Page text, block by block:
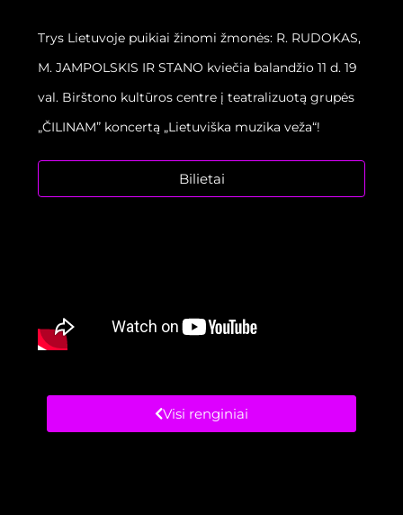
Trys Lietuvoje puikiai žinomi žmonės: R. RUDOKAS,
M. JAMPOLSKIS IR STANO kviečia balandžio 11 d. 19
val. Birštono kultūros centre į teatralizuotą grupės
„ČILINAM” koncertą „Lietuviška muzika veža“!
Bilietai
Visi renginiai